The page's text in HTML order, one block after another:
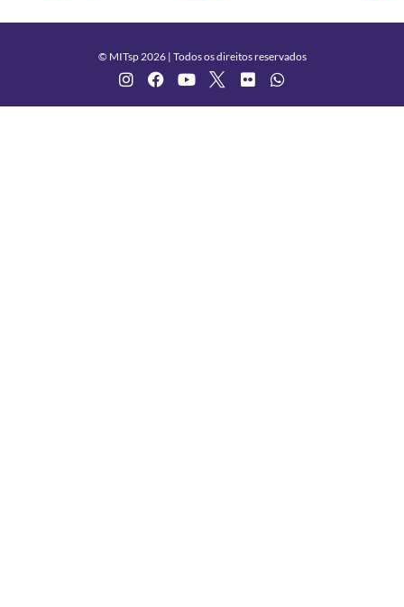
© MITsp 2026 | Todos os direitos reservados